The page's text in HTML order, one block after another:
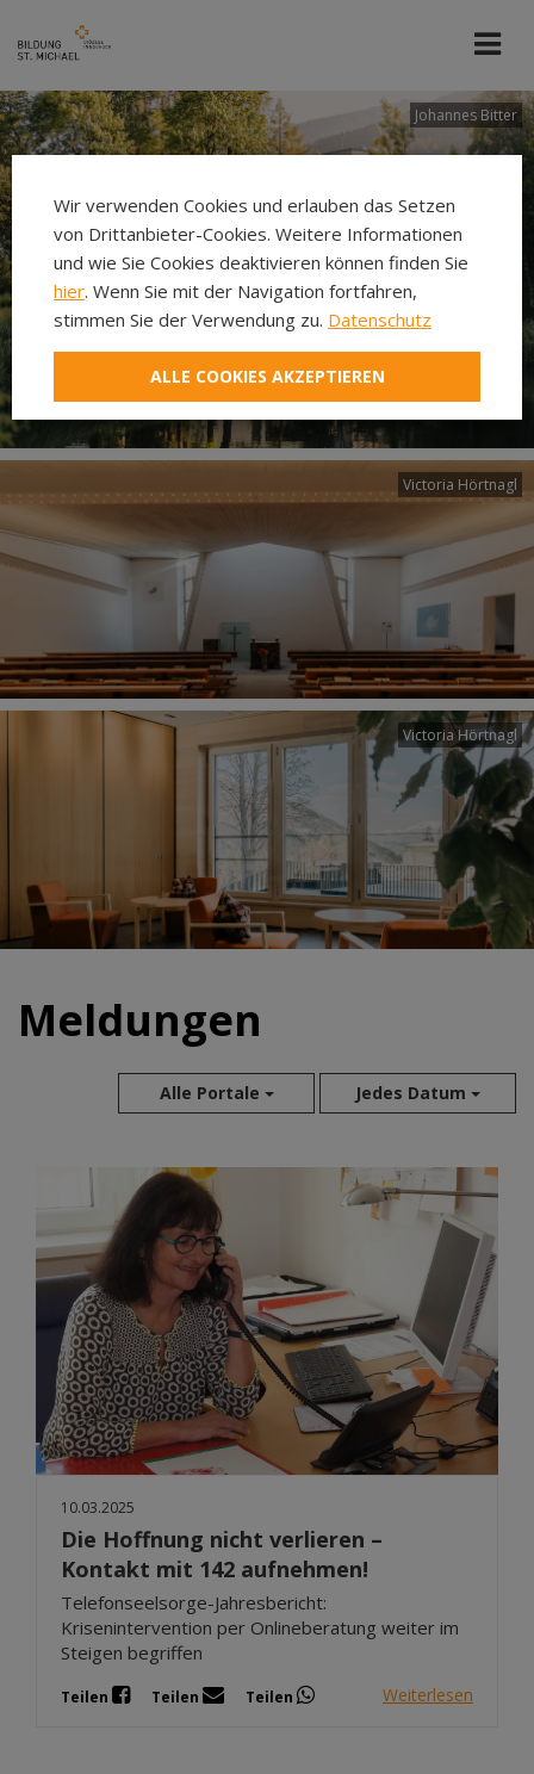
Johannes Bitter
Victoria Hörtnagl
Victoria Hörtnagl
Meldungen
Alle Portale Jedes Datum
Aug 2026
Jul 2026
Apr 2026
Mär 2026
Feb 2026
Jan 2026
Dez 2025
Nov 2025
10.03.2025
Die Hoffnung nicht verlieren –
Kontakt mit 142 aufnehmen!
Telefonseelsorge-Jahresbericht:
Krisenintervention per Onlineberatung weiter im
Steigen begriffen
Teilen Teilen Teilen Weiterlesen
Wir verwenden Cookies und erlauben das Setzen
von Drittanbieter-Cookies. Weitere Informationen
und wie Sie Cookies deaktivieren können finden Sie
hier. Wenn Sie mit der Navigation fortfahren,
stimmen Sie der Verwendung zu. Datenschutz
ALLE COOKIES AKZEPTIEREN